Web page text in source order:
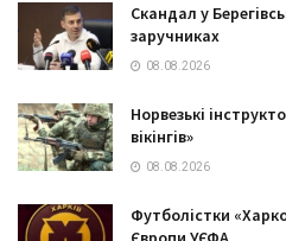
Скандал у
заручниках
08.08.2026
Норвезькі
вікінгів»
08.08.2026
Футболістки